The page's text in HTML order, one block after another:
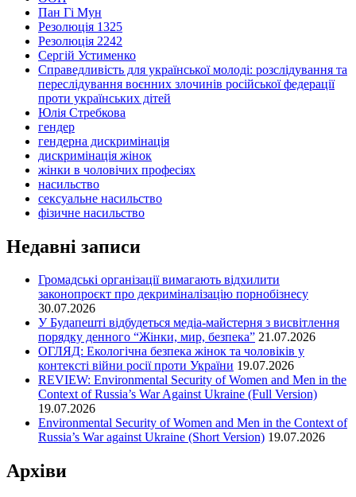
Пан Гі Мун
Резолюція 1325
Резолюція 2242
Сергій Устименко
Справедливість для української молоді: розслідування та
переслідування воєнних злочинів російської федерації
проти українських дітей
Юлія Стребкова
гендер
гендерна дискримінація
дискримінація жінок
жінки в чоловічих професіях
насильство
сексуальне насильство
фізичне насильство
Недавні записи
Громадські організації вимагають відхилити
законопроєкт про декриміналізацію порнобізнесу
30.07.2026
У Будапешті відбудеться медіа-майстерня з висвітлення
порядку денного “Жінки, мир, безпека” 21.07.2026
ОГЛЯД: Екологічна безпека жінок та чоловіків у
контексті війни росії проти України 19.07.2026
REVIEW: Environmental Security of Women and Men in the
Context of Russia’s War Against Ukraine (Full Version)
19.07.2026
Environmental Security of Women and Men in the Context of
Russia’s War against Ukraine (Short Version) 19.07.2026
Архіви